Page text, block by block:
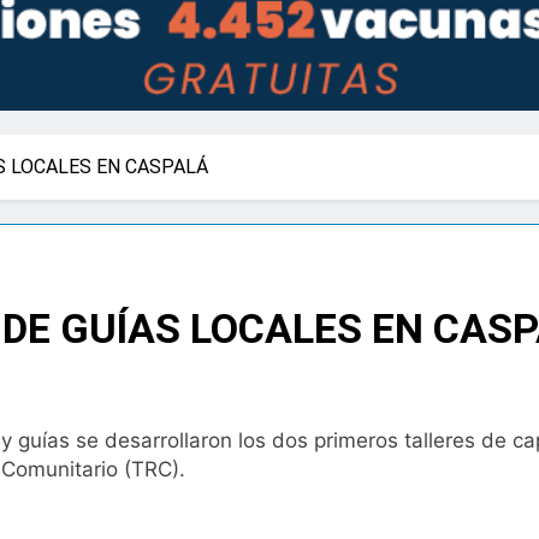
LOCALES EN CASPALÁ
GUÍAS LOCALES EN
guías se desarrollaron los dos primeros talleres de
(TRC).